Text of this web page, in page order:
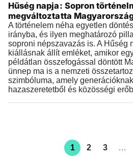
2025.12.14 |21:41
Hűség napja: Sopron
megváltoztatta
A történelem néha egyetlen
irányba, és ilyen meghatározó
soproni népszavazás is. A Hűség
kiállásnak állít emléket, amikor
példátlan összefogással döntött
ünnep ma is a nemzeti
szimbóluma, amely
hazaszeretetből és közösségi
1 2 3 …